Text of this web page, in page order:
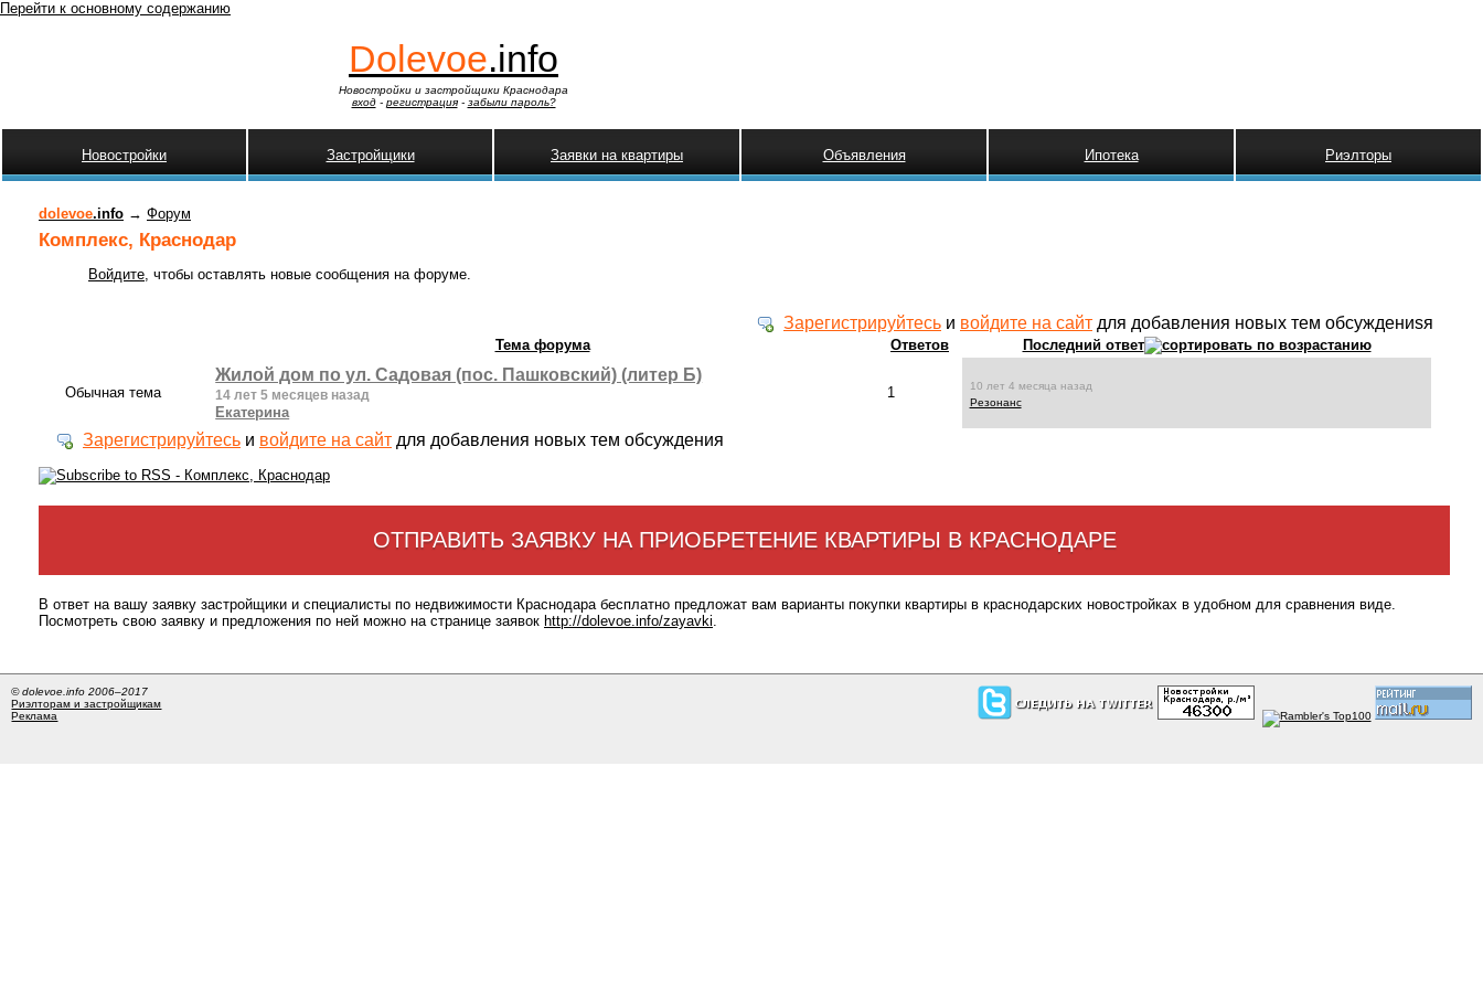
Перейти к основному содержанию
Dolevoe.info
Новостройки и застройщики Краснодара
вход- регистрация- забыли пароль?
Новостройки Застройщики Заявки на квартиры Объявления Ипотека Риэлторы
dolevoe.info → Форум
Комплекс, Краснодар
Войдите , чтобы оставлять новые сообщения на форуме.
Зарегистрируйтесь и войдите на сайт для добавления новых тем обсуждениsя
Тема форума Ответов Последний ответ
Обычная тема
Жилой дом по ул. Садовая (пос. Пашковский) (литер Б)
14 лет 5 месяцев назад
Екатерина
1
10 лет 4 месяца назад
Резонанс
Зарегистрируйтесь и войдите на сайт для добавления новых тем обсуждения
ОТПРАВИТЬ ЗАЯВКУ НА ПРИОБРЕТЕНИЕ КВАРТИРЫ В КРАСНОДАРЕ
В ответ на вашу заявку застройщики и специалисты по недвижимости Краснодара бесплатно предложат вам варианты покупки квартиры в краснодарских новостройках в удобном для сравнения виде.
Посмотреть свою заявку и предложения по ней можно на странице заявок http://dolevoe.info/zayavki.
© dolevoe.info 2006–2017
Риэлторам и застройщикам
Реклама